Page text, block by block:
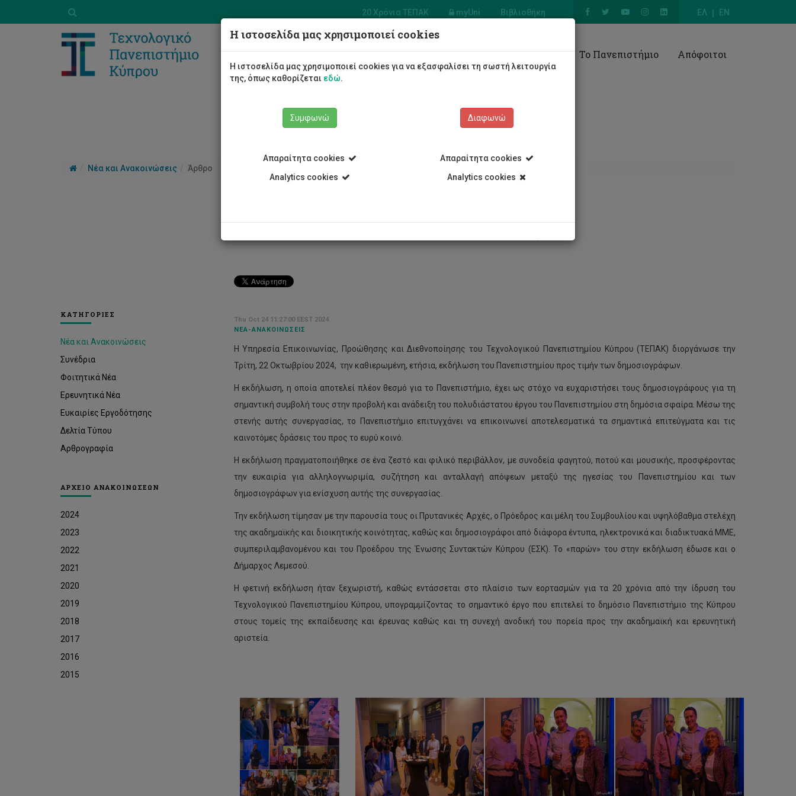
ΕΛ EN
20 Χρόνια ΤΕΠΑΚ myUni Βιβλιοθήκη
Φοιτητές/τριες Σπουδές Έρευνα Το Πανεπιστήμιο Απόφοιτοι
Νέα και Ανακοινώσεις Άρθρο
ΚΑΤΗΓΟΡΙΕΣ
Νέα και Ανακοινώσεις
Συνέδρια
Φοιτητικά Νέα
Ερευνητικά Νέα
Ευκαιρίες Εργοδότησης
Δελτία Τύπου
Αρθρογραφία
ΑΡΧΕΙΟ ΑΝΑΚΟΙΝΩΣΕΩΝ
2024
2023
2022
2021
2020
2019
2018
2017
2016
2015
Το ΤΕΠΑΚ τίμησε τους δημοσιογράφους
Thu Oct 24 11:27:00 EEST 2024
ΝΈΑ-ΑΝΑΚΟΙΝΏΣΕΙΣ
Η Υπηρεσία Επικοινωνίας, Προώθησης και Διεθνοποίησης του Τεχνολογικού Πανεπιστημίου Κύπρου (ΤΕΠΑΚ) διοργάνωσε την
Τρίτη, 22 Οκτωβρίου 2024, την καθιερωμένη, ετήσια, εκδήλωση του Πανεπιστημίου προς τιμήν των δημοσιογράφων.
Η εκδήλωση, η οποία αποτελεί πλέον θεσμό για το Πανεπιστήμιο, έχει ως στόχο να ευχαριστήσει τους δημοσιογράφους για τη
σημαντική συμβολή τους στην προβολή και ανάδειξη του πολυδιάστατου έργου του Πανεπιστημίου στη δημόσια σφαίρα. Μέσω της
στενής αυτής συνεργασίας, το Πανεπιστήμιο επιτυγχάνει να επικοινωνεί αποτελεσματικά τα σημαντικά επιτεύγματα και τις
καινοτόμες δράσεις του προς το ευρύ κοινό.
Η εκδήλωση πραγματοποιήθηκε σε ένα ζεστό και φιλικό περιβάλλον, με συνοδεία φαγητού, ποτού και μουσικής, προσφέροντας
την ευκαιρία για αλληλογνωριμία, συζήτηση και ανταλλαγή απόψεων μεταξύ της ηγεσίας του Πανεπιστημίου και των
δημοσιογράφων για ενίσχυση αυτής της συνεργασίας.
Την εκδήλωση τίμησαν με την παρουσία τους οι Πρυτανικές Αρχές, ο Πρόεδρος και μέλη του Συμβουλίου και υψηλόβαθμα στελέχη
της ακαδημαϊκής και διοικητικής κοινότητας, καθώς και δημοσιογράφοι από διάφορα έντυπα, ηλεκτρονικά και διαδικτυακά ΜΜΕ,
συμπεριλαμβανομένου και του Προέδρου της Ένωσης Συντακτών Κύπρου (ΕΣΚ). Το «παρών» του στην εκδήλωση έδωσε και ο
Δήμαρχος Λεμεσού.
Η φετινή εκδήλωση ήταν ξεχωριστή, καθώς εντάσσεται στο πλαίσιο των εορτασμών για τα 20 χρόνια από την ίδρυση του
Τεχνολογικού Πανεπιστημίου Κύπρου, υπογραμμίζοντας το σημαντικό έργο που επιτελεί το δημόσιο Πανεπιστήμιο της Κύπρου
στους τομείς της εκπαίδευσης και έρευνας καθώς και τη συνεχή ανοδική του πορεία προς την ακαδημαϊκή και ερευνητική
αριστεία.
Η ιστοσελίδα μας χρησιμοποιεί cookies
Η ιστοσελίδα μας χρησιμοποιεί cookies για να εξασφαλίσει τη σωστή λειτουργία
της, όπως καθορίζεται εδώ.
Συμφωνώ
Απαραίτητα cookies
Analytics cookies
Διαφωνώ
Απαραίτητα cookies
Analytics cookies